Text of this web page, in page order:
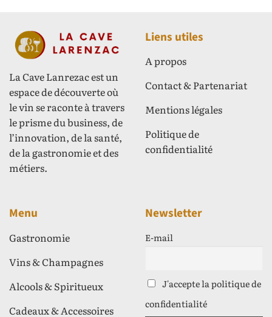
La Cave Lanrezac est un
espace de découverte où
le vin se raconte à travers
le prisme du business, de
l’innovation, de la santé,
de la gastronomie et des
métiers.
Liens utiles
A propos
Contact & Partenariat
Mentions légales
Politique de
confidentialité
Menu
Gastronomie
Vins & Champagnes
Alcools & Spiritueux
Cadeaux & Accessoires
Newsletter
E-mail
J'accepte la politique de
confidentialité